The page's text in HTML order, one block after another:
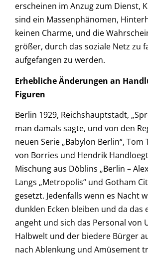
erscheinen im Anzug zum Dienst,
sind ein Massenphänomen,
keinen Charme, und die
größer, durch das soziale Netz zu
aufgefangen zu werden.
Erhebliche Änderungen an
Figuren
Berlin 1929, Reichshauptstadt,
man damals sagte, und von den
neuen Serie „Babylon Berlin“, Tom
von Borries und Hendrik
Mischung aus Döblins „Berlin –
Langs „Metropolis“ und Gotham
gesetzt. Jedenfalls wenn es Nacht
dunklen Ecken bleiben und da das
angeht und sich das Personal von
Halbwelt und der biedere Bürger
nach Ablenkung und Amüsement